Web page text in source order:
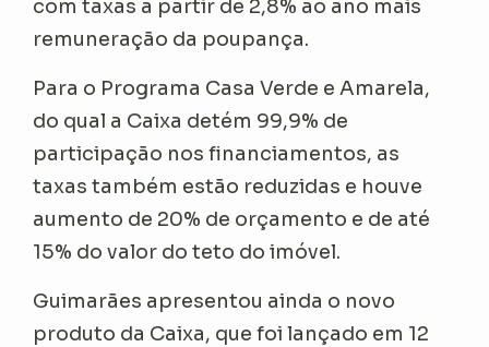
com taxas a partir de 2,8% ao ano mais
remuneração da poupança.
Para o Programa Casa Verde e Amarela,
do qual a Caixa detém 99,9% de
participação nos financiamentos, as
taxas também estão reduzidas e houve
aumento de 20% de orçamento e de até
15% do valor do teto do imóvel.
Guimarães apresentou ainda o novo
produto da Caixa, que foi lançado em 12